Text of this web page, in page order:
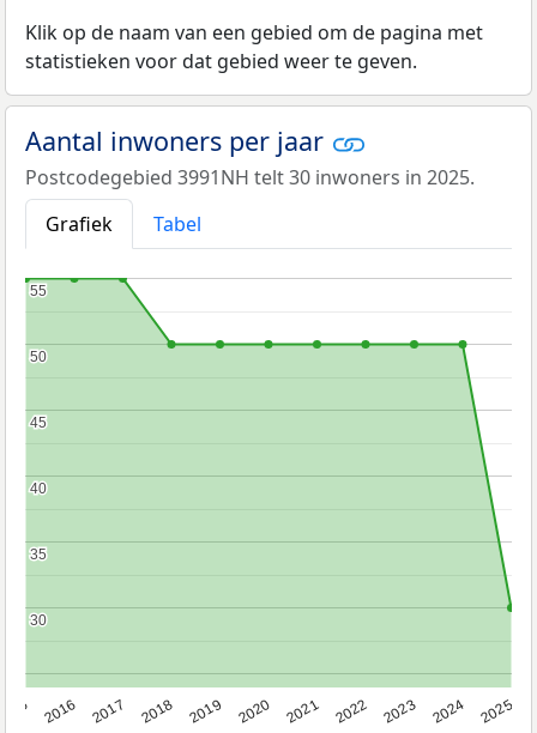
Klik op de naam van een gebied om de pagina met
statistieken voor dat gebied weer te geven.
Aantal inwoners per jaar
Postcodegebied 3991NH telt 30 inwoners in 2025.
Grafiek
Tabel
2016 2017 2018 2019 2020 2021 2022 2023 2024 2025
30
30
35
35
40
40
45
45
50
50
55
55